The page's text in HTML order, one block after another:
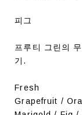
피그
프루티 그린의
기.
Fresh
Grapefruit /